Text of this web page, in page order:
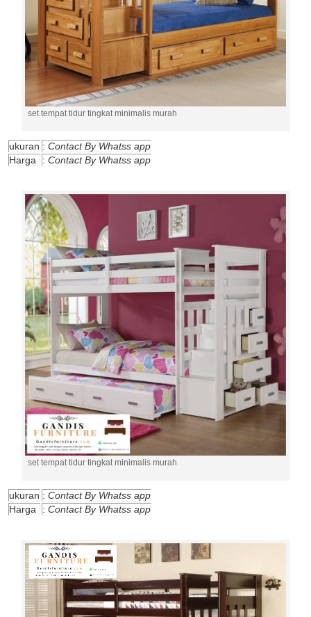
set tempat tidur tingkat minimalis murah
ukuran : Contact By Whatss app
Harga
: Contact By Whatss app
set tempat tidur tingkat minimalis murah
ukuran : Contact By Whatss app
Harga
: Contact By Whatss app